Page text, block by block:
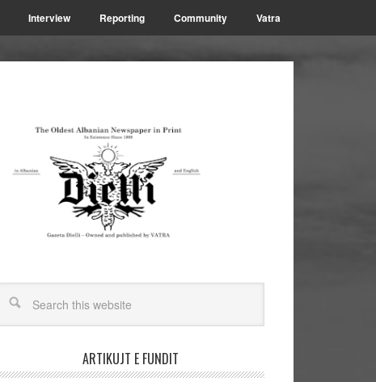
Interview Reporting Community Vatra
ARTIKUJT E FUNDIT